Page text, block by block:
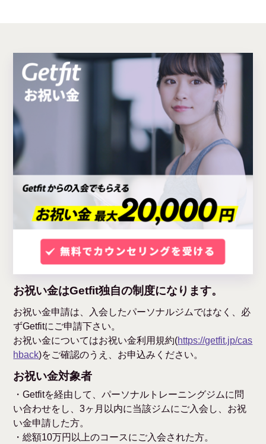
お祝い金はGetfit独自の制度になります。
お祝い金申請は、入会したパーソナルジムではなく、必
ずGetfitにご申請下さい。
お祝い金についてはお祝い金利用規約(https://getfit.jp/cas
hback)をご確認のうえ、お申込みください。
お祝い金対象者
・Getfitを経由して、パーソナルトレーニングジムに問
い合わせをし、3ヶ月以内に当該ジムにご入会し、お祝
い金申請した方。
・総額10万円以上のコースにご入会された方。